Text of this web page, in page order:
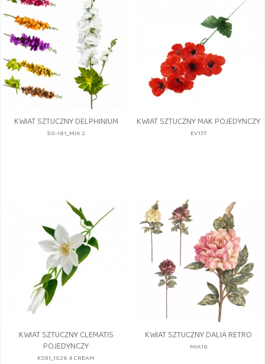
KWIAT SZTUCZNY DELPHINIUM
50-181_MIX 2
KWIAT SZTUCZNY MAK POJEDYNCZY
EV177
KWIAT SZTUCZNY CLEMATIS
POJEDYNCZY
KS91_1026 4 CREAM
KWIAT SZTUCZNY DALIA RETRO
MIA19